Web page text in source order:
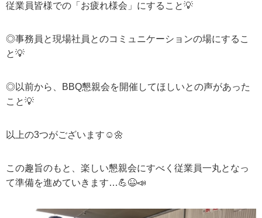
従業員皆様での「お疲れ様会」にすること💡
◎事務員と現場社員とのコミュニケーションの場にするこ
と💡
◎以前から、 BBQ懇親会を開催してほしいとの声があった
こと💡
以上の3つがございます ☺️🌼
この趣旨のもと、楽しい懇親会にすべく従業員一丸となっ
て準備を進めていきます…💪😆📣